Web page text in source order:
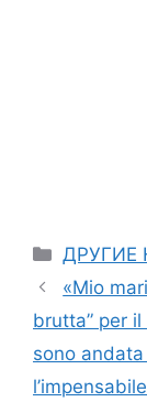
ДРУГИЕ
«Mio
brutta” per
sono